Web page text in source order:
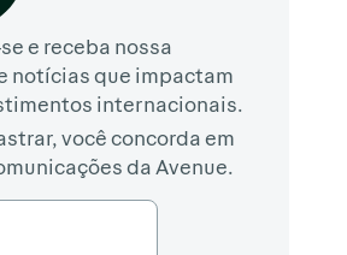
e receba nossa
notícias que impactam
internacionais.
você concorda em
da Avenue.